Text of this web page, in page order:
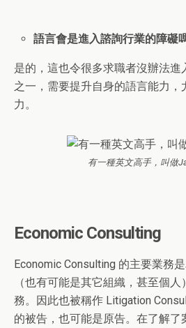
語言會是進入諮詢行業的障礙
是的，這也令很多求職者沒辦法進
之一，需要提升自身的語言能力，
力。
有一種英文高手，叫做
Economic Consulting
Economic Consulting 的主要業務
（也有可能是其它組織，甚至個
務。因此也被稱作 Litigation
的被告，也可能是原告。在了解